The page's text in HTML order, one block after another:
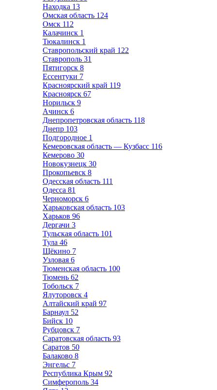
Находка 13
Омская область 124
Омск 112
Калачинск 1
Тюкалинск 1
Ставропольский край 122
Ставрополь 31
Пятигорск 8
Ессентуки 7
Красноярский край 119
Красноярск 67
Норильск 9
Ачинск 6
Днепропетровская область 118
Днепр 103
Подгородное 1
Кемеровская область — Кузбасс 116
Кемерово 30
Новокузнецк 30
Прокопьевск 8
Одесская область 111
Одесса 81
Черноморск 6
Харьковская область 103
Харьков 96
Дергачи 3
Тульская область 101
Тула 46
Щёкино 7
Узловая 6
Тюменская область 100
Тюмень 62
Тобольск 7
Ялуторовск 4
Алтайский край 97
Барнаул 52
Бийск 10
Рубцовск 7
Саратовская область 93
Саратов 50
Балаково 8
Энгельс 7
Республика Крым 92
Симферополь 34